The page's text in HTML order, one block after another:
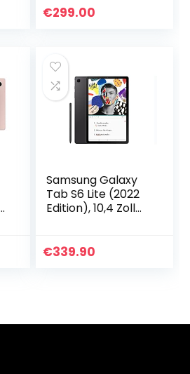
(OctaCore, 4GB
€299.00
Samsung Galaxy
Tab S6 Lite (2022
Edition), 10,4 Zoll
Android Tablet inkl.
€339.90